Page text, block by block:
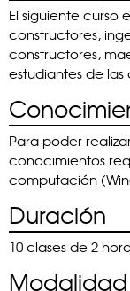
El siguiente curso
constructores,
constructores,
estudiantes de
Para poder
conocimientos
computación
Duración
10 clases de 2
Modalidad